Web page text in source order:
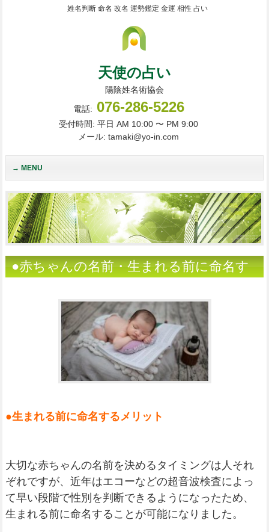
姓名判断 命名 改名 運勢鑑定 金運 相性 占い
天使の占い
陽陰姓名術協会
電話: 076-286-5226
受付時間: 平日 AM 10:00 〜 PM 9:00
メール: tamaki@yo-in.com
MENU
●赤ちゃんの名前・生まれる前に命名す
●生まれる前に命名するメリット
大切な赤ちゃんの名前を決めるタイミングは人それ
ぞれですが、近年はエコーなどの超音波検査によっ
て早い段階で性別を判断できるようになったため、
生まれる前に命名することが可能になりました。